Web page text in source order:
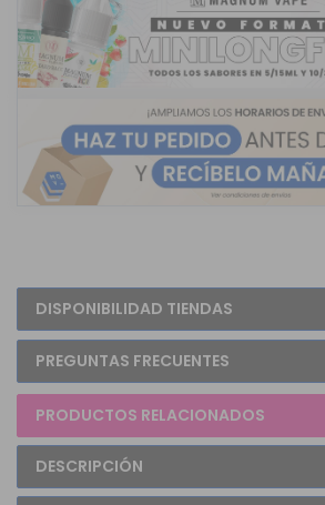
DISPONIBILIDAD TIENDAS
PREGUNTAS FRECUENTES
PRODUCTOS RELACIONADOS
DESCRIPCIÓN